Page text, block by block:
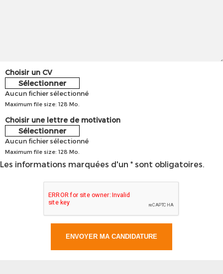
Choisir un CV
Sélectionner
Aucun fichier sélectionné
Maximum file size: 128 Mo.
Choisir une lettre de motivation
Sélectionner
Aucun fichier sélectionné
Maximum file size: 128 Mo.
Les informations marquées d'un * sont obligatoires.